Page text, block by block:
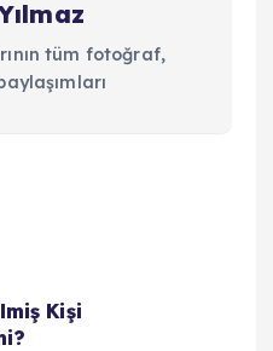
tüm fotoğraf,
Kişi